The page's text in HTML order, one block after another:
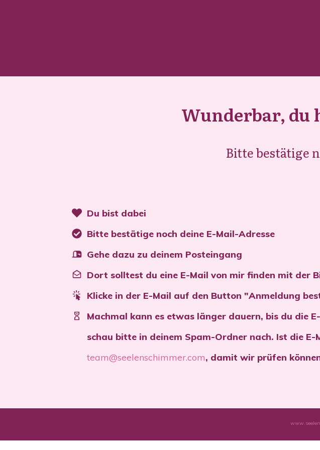
Wunderbar, du
Bitte bestätige
Du bist dabei
Bitte bestätige noch deine E-Mail-Adresse
Gehe dazu zu deinem Posteingang
Dort solltest du eine E-Mail von mir finden mit der
Klicke in der E-Mail auf den Button "Anmeldung
Machmal kann es etwas länger dauern, bis du die
schau bitte in deinem Spam-Ordner nach. Ist die
team@seelenschimmer.com, damit wir prüfen